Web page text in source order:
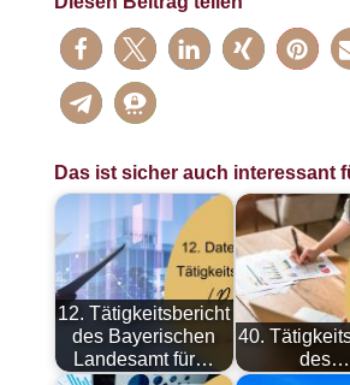
Das ist sicher auch interessant
12. Tätigkeitsbericht
des Bayerischen
Landesamt für…
40.
des…